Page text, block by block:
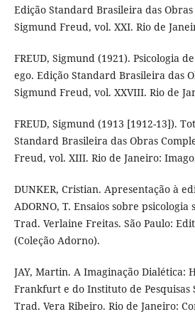
Edição Standard Brasileira das Obras
Sigmund Freud, vol. XXI. Rio de
FREUD, Sigmund (1921). Psicologia
ego. Edição Standard Brasileira das
Sigmund Freud, vol. XXVIII. Rio de
FREUD, Sigmund (1913 [1912-13]).
Standard Brasileira das Obras
Freud, vol. XIII. Rio de Janeiro:
DUNKER, Cristian. Apresentação à
ADORNO, T. Ensaios sobre psicologia
Trad. Verlaine Freitas. São Paulo:
(Coleção Adorno).
JAY, Martin. A Imaginação Dialética:
Frankfurt e do Instituto de Pesquisas
Trad. Vera Ribeiro. Rio de Janeiro: